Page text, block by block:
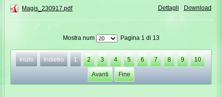
Magis_230917.pdf Download
Dettagli
Mostra num Pagina 1 di 13
Inizio Indietro 1 2 3 4 5 6 7 8 9 10
Avanti Fine